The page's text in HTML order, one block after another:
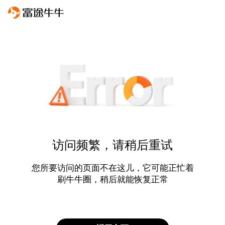
访问频繁，请稍后重试
您所要访问的页面不在这儿，它可能正忙着
刷牛牛圈，稍后就能恢复正常